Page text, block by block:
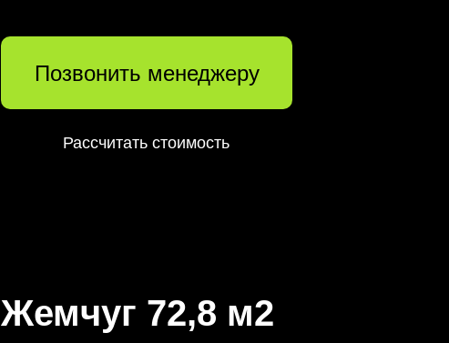
Рассчитать стоимость
Позвонить менеджеру
Жемчуг 72,8 м2